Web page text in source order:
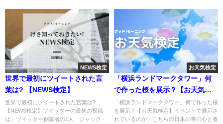
NEWS検定
世界で最初にツイートされた言
葉は? 【NEWS検定】
世界で最初にツイートされた言葉は?
【NEWS検定】ツイッターの最初の投稿
は、ツイッター創業者の1人、ジャック・
お天気検定
「横浜ランドマークタワー」何
で作った桜を展示？【お天気検
定】
「横浜ランドマークタワー」何で作った桜
を展示？【お天気検定】イベントで展示さ
れているのが、こちらの日本の善の心と春